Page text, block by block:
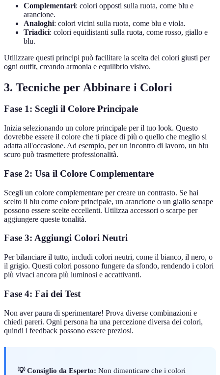
Complementari: colori opposti sulla ruota, come blu e
arancione.
Analoghi: colori vicini sulla ruota, come blu e viola.
Triadici: colori equidistanti sulla ruota, come rosso, giallo e
blu.
Utilizzare questi principi può facilitare la scelta dei colori giusti per
ogni outfit, creando armonia e equilibrio visivo.
3. Tecniche per Abbinare i Colori
Fase 1: Scegli il Colore Principale
Inizia selezionando un colore principale per il tuo look. Questo
dovrebbe essere il colore che ti piace di più o quello che meglio si
adatta all'occasione. Ad esempio, per un incontro di lavoro, un blu
scuro può trasmettere professionalità.
Fase 2: Usa il Colore Complementare
Scegli un colore complementare per creare un contrasto. Se hai
scelto il blu come colore principale, un arancione o un giallo senape
possono essere scelte eccellenti. Utilizza accessori o scarpe per
aggiungere queste tonalità.
Fase 3: Aggiungi Colori Neutri
Per bilanciare il tutto, includi colori neutri, come il bianco, il nero, o
il grigio. Questi colori possono fungere da sfondo, rendendo i colori
più vivaci ancora più luminosi e accattivanti.
Fase 4: Fai dei Test
Non aver paura di sperimentare! Prova diverse combinazioni e
chiedi pareri. Ogni persona ha una percezione diversa dei colori,
quindi i feedback possono essere preziosi.
💡 Consiglio da Esperto: Non dimenticare che i colori